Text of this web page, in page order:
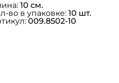
10 см.
во в упаковке: 10 шт.
009.8502-10